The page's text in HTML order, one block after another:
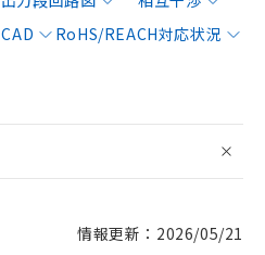
CAD
RoHS/REACH対応状況
情報更新：2026/05/21